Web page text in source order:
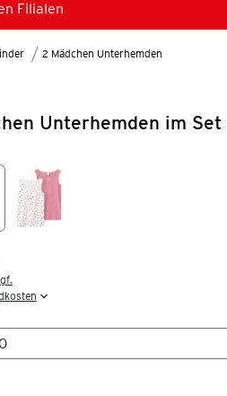
Filialen
2 Mädchen Unterhemden
Unterhemden im Set